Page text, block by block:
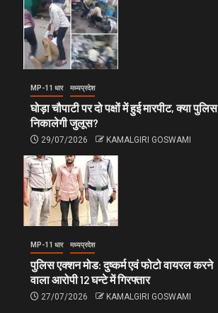
MP-11 धार मध्यप्रदेश
घोड़ा चौपाटी पर दो पक्षों में हुई मारपीट, क्या पुलिस
निकालेगी जुलूस?
29/07/2026 KAMALGIRI GOSWAMI
MP-11 धार मध्यप्रदेश
पुलिस एक्शन मोड: दुष्कर्म एवं फोटो वायरल करने
वाला आरोपी 12 घन्टे में गिरफ्तार
27/07/2026 KAMALGIRI GOSWAMI